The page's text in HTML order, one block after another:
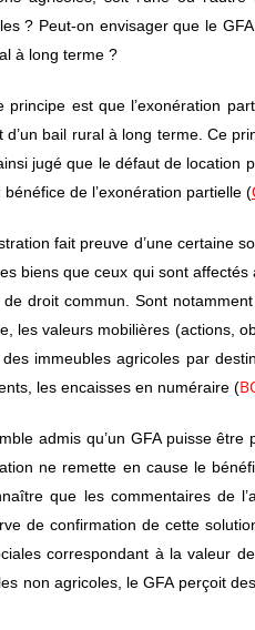
? Peut-on envisager que le
à long terme ?
principe est que l’exonération
d’un bail rural à long terme. Ce
jugé que le défaut de location
de l’exonération partielle (
fait preuve d’une certaine
biens que ceux qui sont
droit commun. Sont
les valeurs mobilières (actions,
immeubles agricoles par
les encaisses en numéraire (
admis qu’un GFA puisse
ne remette en cause le
que les commentaires de
de confirmation de cette
correspondant à la valeur
non agricoles, le GFA perçoit